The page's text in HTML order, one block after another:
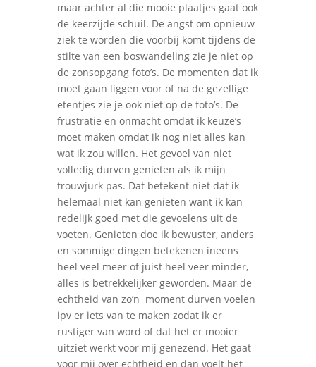
maar achter al die mooie plaatjes gaat ook
de keerzijde schuil. De angst om opnieuw
ziek te worden die voorbij komt tijdens de
stilte van een boswandeling zie je niet op
de zonsopgang foto’s. De momenten dat ik
moet gaan liggen voor of na de gezellige
etentjes zie je ook niet op de foto’s. De
frustratie en onmacht omdat ik keuze’s
moet maken omdat ik nog niet alles kan
wat ik zou willen. Het gevoel van niet
volledig durven genieten als ik mijn
trouwjurk pas. Dat betekent niet dat ik
helemaal niet kan genieten want ik kan
redelijk goed met die gevoelens uit de
voeten. Genieten doe ik bewuster, anders
en sommige dingen betekenen ineens
heel veel meer of juist heel veer minder,
alles is betrekkelijker geworden. Maar de
echtheid van zo’n moment durven voelen
ipv er iets van te maken zodat ik er
rustiger van word of dat het er mooier
uitziet werkt voor mij genezend. Het gaat
voor mij over echtheid en dan voelt het